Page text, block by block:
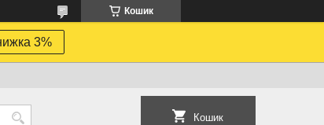
Кошик
3%
Кошик